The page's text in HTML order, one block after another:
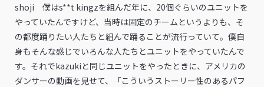
shoji 僕はs**t kingzを組んだ年に、20個ぐらいのユニットを
やっていたんですけど、当時は固定のチームというよりも、そ
の都度踊りたい人たちと組んで踊ることが流行っていて。僕自
身もそんな感じでいろんな人たちとユニットをやっていたんで
す。それでkazukiと同じユニットをやったときに、アメリカの
ダンサーの動画を見せて、「こういうストーリー性のあるパフ